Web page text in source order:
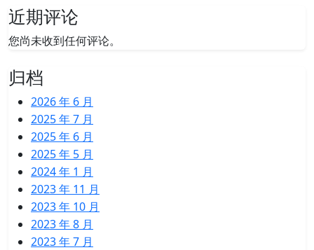
近期评论
您尚未收到任何评论。
归档
2026 年 6 月
2025 年 7 月
2025 年 6 月
2025 年 5 月
2024 年 1 月
2023 年 11 月
2023 年 10 月
2023 年 8 月
2023 年 7 月